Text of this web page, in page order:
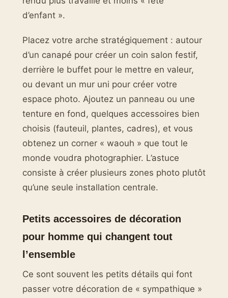
d’enfant ».
Placez votre arche stratégiquement : autour
d’un canapé pour créer un coin salon festif,
derrière le buffet pour le mettre en valeur,
ou devant un mur uni pour créer votre
espace photo. Ajoutez un panneau ou une
tenture en fond, quelques accessoires bien
choisis (fauteuil, plantes, cadres), et vous
obtenez un corner « waouh » que tout le
monde voudra photographier. L’astuce
consiste à créer plusieurs zones photo plutôt
qu’une seule installation centrale.
Petits accessoires de décoration
pour homme qui changent tout
l’ensemble
Ce sont souvent les petits détails qui font
passer votre décoration de « sympathique »